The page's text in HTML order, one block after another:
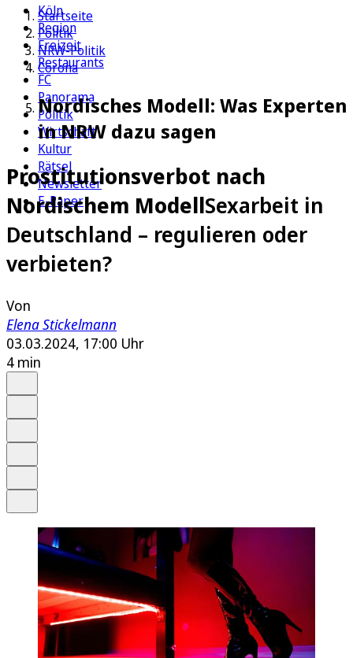
Köln
Region
Freizeit
Restaurants
FC
Panorama
Politik
Wirtschaft
Kultur
Rätsel
Newsletter
E-Paper
Startseite
Politik
NRW-Politik
Corona
Nordisches Modell: Was Experten
in NRW dazu sagen
Prostitutionsverbot nach
Nordischem ModellSexarbeit in
Deutschland – regulieren oder
verbieten?
Von
Elena Stickelmann
03.03.2024, 17:00 Uhr
4 min